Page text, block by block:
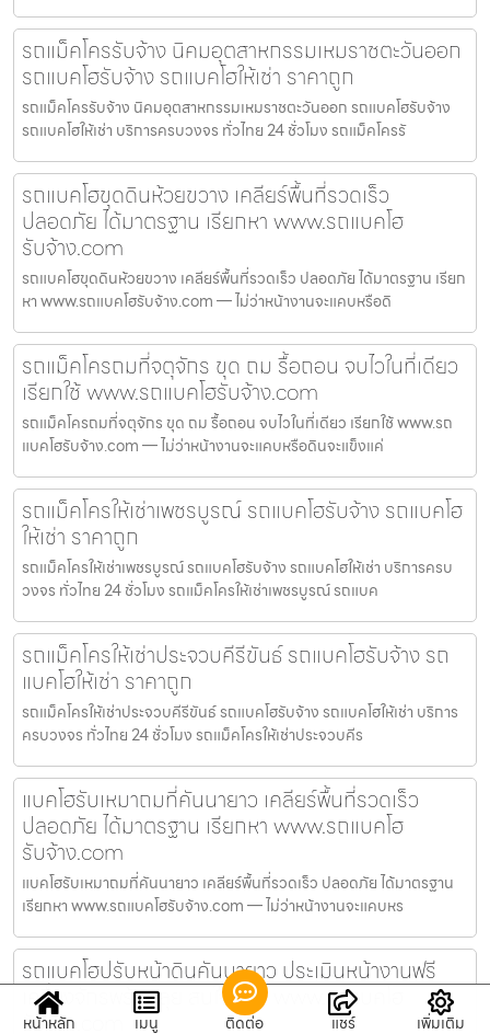
รถแม็คโครรับจ้าง นิคมอุตสาหกรรมเหมราชตะวันออก
รถแบคโฮรับจ้าง รถแบคโฮให้เช่า ราคาถูก
รถแม็คโครรับจ้าง นิคมอุตสาหกรรมเหมราชตะวันออก รถแบคโฮรับจ้าง
รถแบคโฮให้เช่า บริการครบวงจร ทั่วไทย 24 ชั่วโมง รถแม็คโครรั
รถแบคโฮขุดดินห้วยขวาง เคลียร์พื้นที่รวดเร็ว
ปลอดภัย ได้มาตรฐาน เรียกหา www.รถแบคโฮ
รับจ้าง.com
รถแบคโฮขุดดินห้วยขวาง เคลียร์พื้นที่รวดเร็ว ปลอดภัย ได้มาตรฐาน เรียก
หา www.รถแบคโฮรับจ้าง.com — ไม่ว่าหน้างานจะแคบหรือดิ
รถแม็คโครถมที่จตุจักร ขุด ถม รื้อถอน จบไวในที่เดียว
เรียกใช้ www.รถแบคโฮรับจ้าง.com
รถแม็คโครถมที่จตุจักร ขุด ถม รื้อถอน จบไวในที่เดียว เรียกใช้ www.รถ
แบคโฮรับจ้าง.com — ไม่ว่าหน้างานจะแคบหรือดินจะแข็งแค่
รถแม็คโครให้เช่าเพชรบูรณ์ รถแบคโฮรับจ้าง รถแบคโฮ
ให้เช่า ราคาถูก
รถแม็คโครให้เช่าเพชรบูรณ์ รถแบคโฮรับจ้าง รถแบคโฮให้เช่า บริการครบ
วงจร ทั่วไทย 24 ชั่วโมง รถแม็คโครให้เช่าเพชรบูรณ์ รถแบค
รถแม็คโครให้เช่าประจวบคีรีขันธ์ รถแบคโฮรับจ้าง รถ
แบคโฮให้เช่า ราคาถูก
รถแม็คโครให้เช่าประจวบคีรีขันธ์ รถแบคโฮรับจ้าง รถแบคโฮให้เช่า บริการ
ครบวงจร ทั่วไทย 24 ชั่วโมง รถแม็คโครให้เช่าประจวบคีร
แบคโฮรับเหมาถมที่คันนายาว เคลียร์พื้นที่รวดเร็ว
ปลอดภัย ได้มาตรฐาน เรียกหา www.รถแบคโฮ
รับจ้าง.com
แบคโฮรับเหมาถมที่คันนายาว เคลียร์พื้นที่รวดเร็ว ปลอดภัย ได้มาตรฐาน
เรียกหา www.รถแบคโฮรับจ้าง.com — ไม่ว่าหน้างานจะแคบหร
รถแบคโฮปรับหน้าดินคันนายาว ประเมินหน้างานฟรี
เครื่องจักรพร้อมลุย สนใจคลิก www.รถแบคโฮ
รับจ้าง.com
หน้าหลัก เมนู ติดต่อ แชร์ เพิ่มเติม